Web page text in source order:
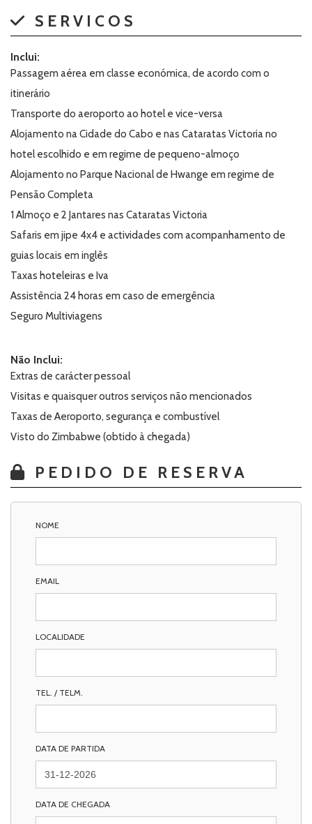
SERVICOS
Inclui:
Passagem aérea em classe económica, de acordo com o
itinerário
Transporte do aeroporto ao hotel e vice-versa
Alojamento na Cidade do Cabo e nas Cataratas Victoria no
hotel escolhido e em regime de pequeno-almoço
Alojamento no Parque Nacional de Hwange em regime de
Pensão Completa
1 Almoço e 2 Jantares nas Cataratas Victoria
Safaris em jipe 4x4 e actividades com acompanhamento de
guias locais em inglês
Taxas hoteleiras e Iva
Assistência 24 horas em caso de emergência
Seguro Multiviagens
Não Inclui:
Extras de carácter pessoal
Visitas e quaisquer outros serviços não mencionados
Taxas de Aeroporto, segurança e combustível
Visto do Zimbabwe (obtido à chegada)
PEDIDO DE RESERVA
NOME
EMAIL
LOCALIDADE
TEL. / TELM.
DATA DE PARTIDA
DATA DE CHEGADA